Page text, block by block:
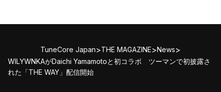
TuneCore Japan>THE MAGAZINE>News>
WILYWNKAがDaichi Yamamotoと初コラボ ツーマンで初披露さ
れた「THE WAY」配信開始